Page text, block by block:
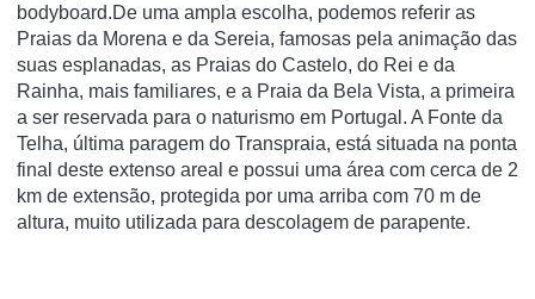
bodyboard.De uma ampla escolha, podemos referir as
Praias da Morena e da Sereia, famosas pela animação das
suas esplanadas, as Praias do Castelo, do Rei e da
Rainha, mais familiares, e a Praia da Bela Vista, a primeira
a ser reservada para o naturismo em Portugal. A Fonte da
Telha, última paragem do Transpraia, está situada na ponta
final deste extenso areal e possui uma área com cerca de 2
km de extensão, protegida por uma arriba com 70 m de
altura, muito utilizada para descolagem de parapente.